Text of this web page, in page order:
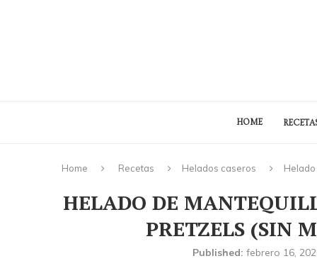
HOME
Home Recetas Helados caseros
HELADO DE
PRETZELS (SIN
Published: febrero 16,